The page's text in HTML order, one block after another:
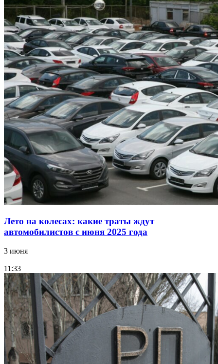
Лето на колесах: какие траты ждут
автомобилистов с июня 2025 года
3 июня
11:33